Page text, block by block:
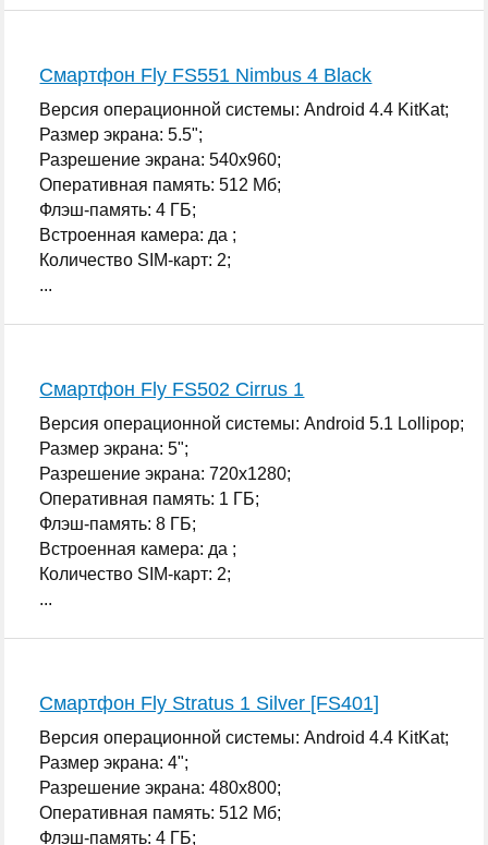
Смартфон Fly FS551 Nimbus 4 Black
Версия операционной системы: Android 4.4 KitKat;
Размер экрана: 5.5";
Разрешение экрана: 540x960;
Оперативная память: 512 Мб;
Флэш-память: 4 ГБ;
Встроенная камера: да ;
Количество SIM-карт: 2;
...
Смартфон Fly FS502 Cirrus 1
Версия операционной системы: Android 5.1 Lollipop;
Размер экрана: 5";
Разрешение экрана: 720x1280;
Оперативная память: 1 ГБ;
Флэш-память: 8 ГБ;
Встроенная камера: да ;
Количество SIM-карт: 2;
...
Смартфон Fly Stratus 1 Silver [FS401]
Версия операционной системы: Android 4.4 KitKat;
Размер экрана: 4";
Разрешение экрана: 480x800;
Оперативная память: 512 Мб;
Флэш-память: 4 ГБ;